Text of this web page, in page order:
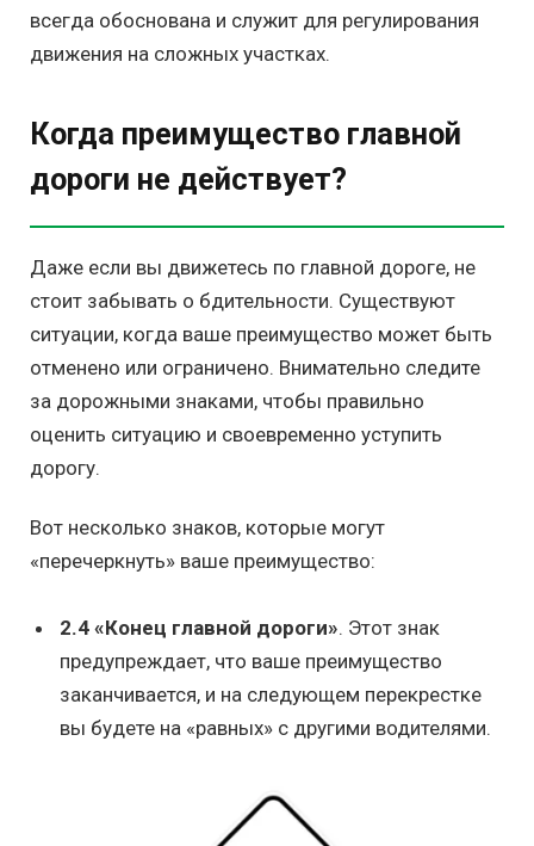
всегда обоснована и служит для регулирования
движения на сложных участках.
Когда преимущество главной
дороги не действует?
Даже если вы движетесь по главной дороге, не
стоит забывать о бдительности. Существуют
ситуации, когда ваше преимущество может быть
отменено или ограничено. Внимательно следите
за дорожными знаками, чтобы правильно
оценить ситуацию и своевременно уступить
дорогу.
Вот несколько знаков, которые могут
«перечеркнуть» ваше преимущество:
2.4 «Конец главной дороги». Этот знак
предупреждает, что ваше преимущество
заканчивается, и на следующем перекрестке
вы будете на «равных» с другими водителями.